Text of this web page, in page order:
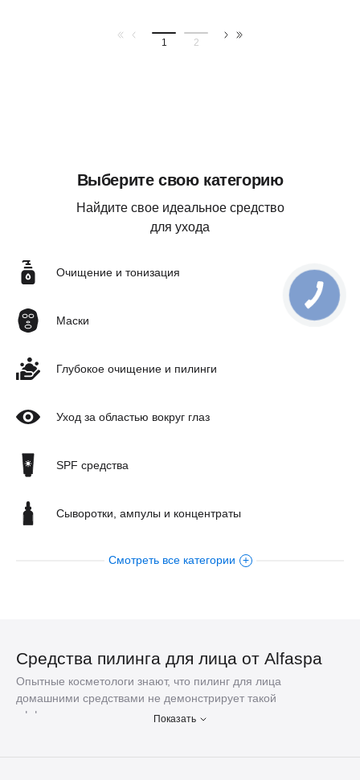
1 2
Выберите свою категорию
Найдите свое идеальное средство
для ухода
Очищение и тонизация
Маски
Глубокое очищение и пилинги
Уход за областью вокруг глаз
SPF средства
Сыворотки, ампулы и концентраты
Уход за кожей тела
SPA-аксессуары
Смотреть все категории
Средства пилинга для лица от Alfaspa
Опытные косметологи знают, что пилинг для лица
домашними средствами не демонстрирует такой
эффективности, как после использования
Показать